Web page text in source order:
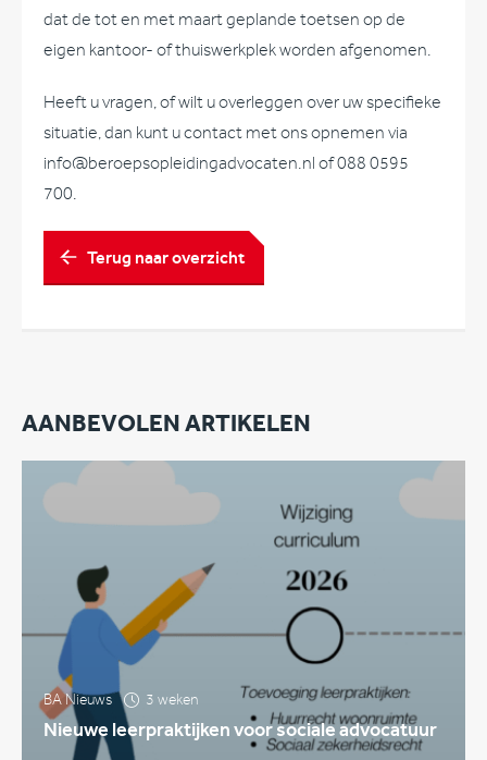
dat de tot en met maart geplande toetsen op de
eigen kantoor- of thuiswerkplek worden afgenomen.
Heeft u vragen, of wilt u overleggen over uw specifieke
situatie, dan kunt u contact met ons opnemen via
info@beroepsopleidingadvocaten.nl of 088 0595
700.
Terug naar overzicht
AANBEVOLEN ARTIKELEN
BA Nieuws 3 weken
Nieuwe leerpraktijken voor sociale advocatuur